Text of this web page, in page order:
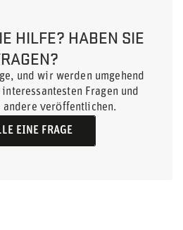
HILFE? HABEN SIE
und wir werden umgehend
Fragen und
veröffentlichen.
EINE FRAGE